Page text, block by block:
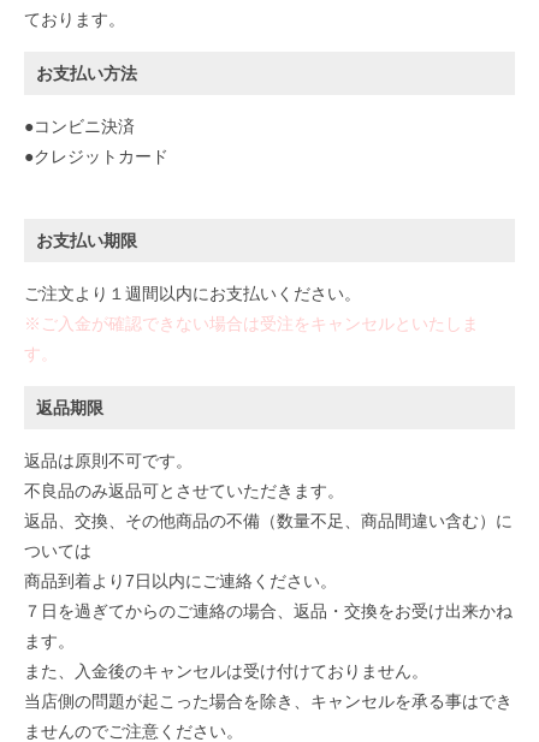
ております。
お支払い方法
●コンビニ決済
●クレジットカード
お支払い期限
ご注文より１週間以内にお支払いください。
※ご入金が確認できない場合は受注をキャンセルといたしま
す。
返品期限
返品は原則不可です。
不良品のみ返品可とさせていただきます。
返品、交換、その他商品の不備（数量不足、商品間違い含む）に
ついては
商品到着より7日以内にご連絡ください。
７日を過ぎてからのご連絡の場合、返品・交換をお受け出来かね
ます。
また、入金後のキャンセルは受け付けておりません。
当店側の問題が起こった場合を除き、キャンセルを承る事はでき
ませんのでご注意ください。